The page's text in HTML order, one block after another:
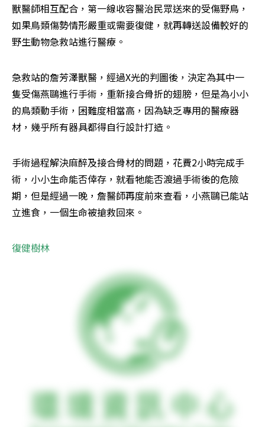
獸醫師相互配合，第一線收容醫治民眾送來的受傷野鳥，
如果鳥類傷勢情形嚴重或需要復健，就再轉送設備較好的
野生動物急救站進行醫療。
急救站的詹芳澤獸醫，經過X光的判圖後，決定為其中一
隻受傷燕鷗進行手術，重新接合骨折的翅膀，但是為小小
的鳥類動手術，困難度相當高，因為缺乏專用的醫療器
材，幾乎所有器具都得自行設計打造。
手術過程解決麻醉及接合骨材的問題，花費2小時完成手
術，小小生命能否倖存，就看牠能否渡過手術後的危險
期，但是經過一晚，詹醫師再度前來查看，小燕鷗已能站
立進食，一個生命被搶救回來。
復健樹林